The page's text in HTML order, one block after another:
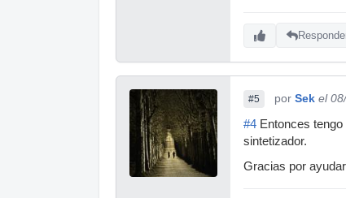
#5 por Sek el
#4 Entonces
sintetizador.
Gracias por